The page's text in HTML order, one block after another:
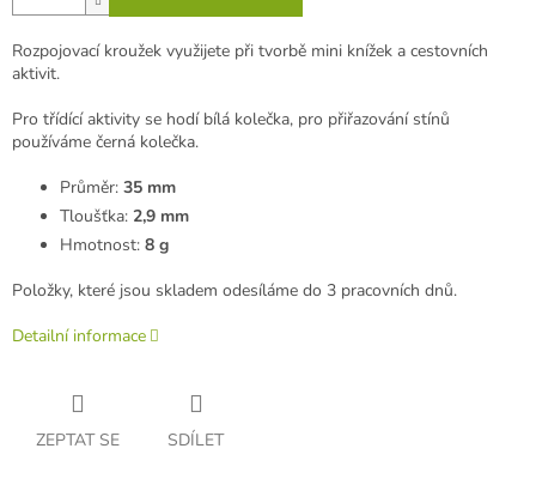
Rozpojovací kroužek využijete při tvorbě mini knížek a cestovních
aktivit.
Pro třídící aktivity se hodí bílá kolečka, pro přiřazování stínů
používáme černá kolečka.
Průměr: 35 mm
Tloušťka: 2,9 mm
Hmotnost: 8 g
Položky, které jsou skladem odesíláme do 3 pracovních dnů.
Detailní informace
ZEPTAT SE SDÍLET